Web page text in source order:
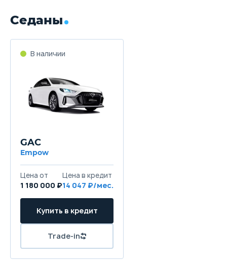
Седаны
В наличии
GAC
Empow
Цена от
1 180 000 ₽
Цена в кредит
14 047 ₽/мес.
Купить в кредит
Trade-in